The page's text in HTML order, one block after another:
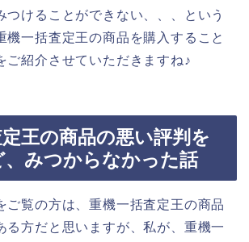
つけることができない、、、という
機一括査定王の商品を購入すること
ご紹介させていただきますね♪
王の商品の悪い評判を
みつからなかった話
ご覧の方は、重機一括査定王の商品
る方だと思いますが、私が、重機一